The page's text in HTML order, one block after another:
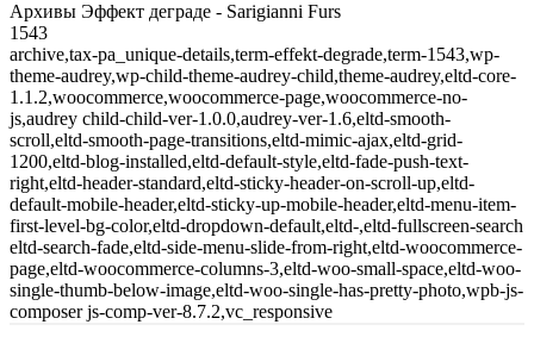
Архивы Эффект деграде - Sarigianni Furs
1543
archive,tax-pa_unique-details,term-effekt-degrade,term-1543,wp-
theme-audrey,wp-child-theme-audrey-child,theme-audrey,eltd-core-
1.1.2,woocommerce,woocommerce-page,woocommerce-no-
js,audrey child-child-ver-1.0.0,audrey-ver-1.6,eltd-smooth-
scroll,eltd-smooth-page-transitions,eltd-mimic-ajax,eltd-grid-
1200,eltd-blog-installed,eltd-default-style,eltd-fade-push-text-
right,eltd-header-standard,eltd-sticky-header-on-scroll-up,eltd-
default-mobile-header,eltd-sticky-up-mobile-header,eltd-menu-item-
first-level-bg-color,eltd-dropdown-default,eltd-,eltd-fullscreen-search
eltd-search-fade,eltd-side-menu-slide-from-right,eltd-woocommerce-
page,eltd-woocommerce-columns-3,eltd-woo-small-space,eltd-woo-
single-thumb-below-image,eltd-woo-single-has-pretty-photo,wpb-js-
composer js-comp-ver-8.7.2,vc_responsive